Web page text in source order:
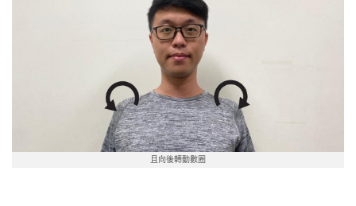
且向後轉動數圈